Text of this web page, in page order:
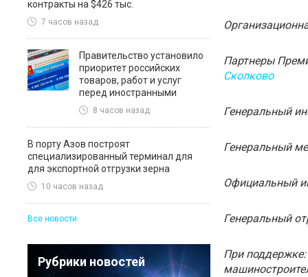
контракты на $426 тыс.
7 часов назад
Правительство установило
приоритет российских
товаров, работ и услуг
перед иностранными
8 часов назад
В порту Азов построят
специализированный терминал для
для экспортной отгрузки зерна
10 часов назад
Все новости
Рубрики новостей
Партнеры
Сколково
Генеральный
Генеральный
Официальный
Генеральный
При поддержке: